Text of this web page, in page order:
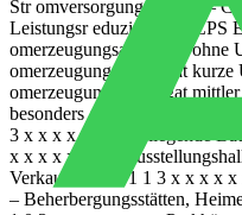
Str omversorgungssystem –
Leistungsr eduzierung – LPS
omerzeugungsaggr egat ohne
omerzeugungsaggr egat kurze
omerzeugungsaggr egat
besonders gesichertes Netz
3 x x x x x x – – Fliegende
x x x x x x – –
Verkaufsstätten 1 1 3 x x x x x
– Beherbergungsstätten,